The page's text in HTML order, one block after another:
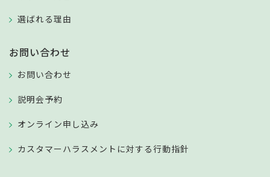
選ばれる理由
お問い合わせ
お問い合わせ
説明会予約
オンライン申し込み
カスタマーハラスメントに対する行動指針